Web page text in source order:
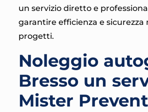
un servizio diretto e
garantire efficienza e sicurezza
progetti.
Noleggio
Bresso un
Mister